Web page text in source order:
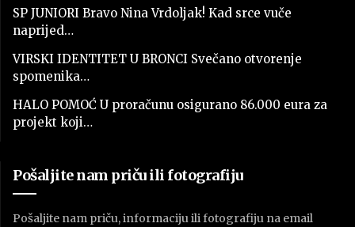
SP JUNIORI Bravo Nina Vrdoljak! Kad srce vuče
naprijed…
VIRSKI IDENTITET U BRONCI Svečano otvorenje
spomenika…
HALO POMOĆ U proračunu osigurano 86.000 eura za
projekt koji…
Pošaljite nam priču ili fotografiju
Pošaljite nam priču, informaciju ili fotografiju na email